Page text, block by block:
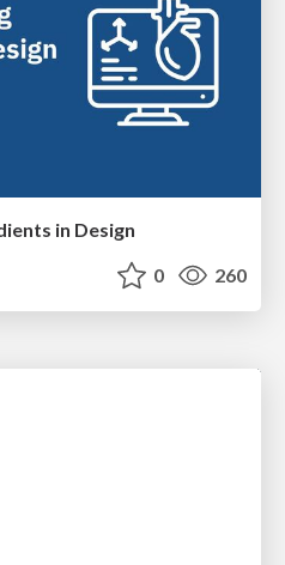
in Design
0 260